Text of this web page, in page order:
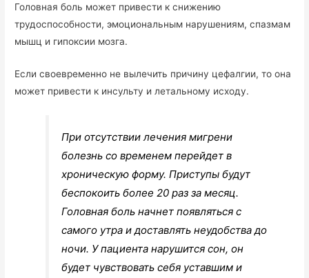
Головная боль может привести к снижению
трудоспособности, эмоциональным нарушениям, спазмам
мышц и гипоксии мозга.
Если своевременно не вылечить причину цефалгии, то она
может привести к инсульту и летальному исходу.
При отсутствии лечения мигрени
болезнь со временем перейдет в
хроническую форму. Приступы будут
беспокоить более 20 раз за месяц.
Головная боль начнет появляться с
самого утра и доставлять неудобства до
ночи. У пациента нарушится сон, он
будет чувствовать себя уставшим и